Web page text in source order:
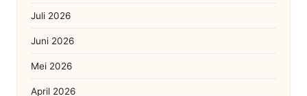
Juli 2026
Juni 2026
Mei 2026
April 2026